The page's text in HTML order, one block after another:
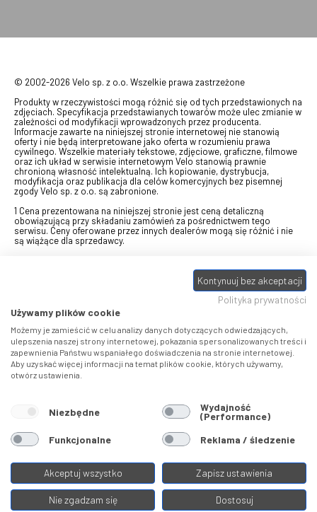
© 2002-2026 Velo sp. z o.o. Wszelkie prawa zastrzeżone
Produkty w rzeczywistości mogą różnić się od tych przedstawionych na
zdjęciach. Specyfikacja przedstawianych towarów może ulec zmianie w
zależności od modyfikacji wprowadzonych przez producenta.
Informacje zawarte na niniejszej stronie internetowej nie stanowią
oferty i nie będą interpretowane jako oferta w rozumieniu prawa
cywilnego. Wszelkie materiały tekstowe, zdjęciowe, graficzne, filmowe
oraz ich układ w serwisie internetowym Velo stanowią prawnie
chronioną własność intelektualną. Ich kopiowanie, dystrybucja,
modyfikacja oraz publikacja dla celów komercyjnych bez pisemnej
zgody Velo sp. z o.o. są zabronione.
1 Cena prezentowana na niniejszej stronie jest ceną detaliczną
obowiązującą przy składaniu zamówień za pośrednictwem tego
serwisu. Ceny oferowane przez innych dealerów mogą się różnić i nie
są wiążące dla sprzedawcy.
swój bon" na towary z oferty VELO, aktualnie dostępnej na stronie
, w ramach sprzedaży premiowej. Dowiedz się jak
stronie promocji. Prezentowana wartość
eBonu uwzględnia fakt wyrażenia - w procesie rejestracji w Panelu
klienta- zgody na otrzymywanie drogą mailową informacji handlowo-
marketingowe, np. newsletter rowerowy. W przypadku braku zgody
wartość eBonu zostanie obniżona o 10 zł.
Pamiętaj, że eBony za produkty SIDI dotyczą zakupów w sklepach
SIDI Center, produkty Castelli zakupów w placówkach tworzących
Castelli Center.
Kontynuuj bez akceptacji
Polityka prywatności
Używamy plików cookie
Możemy je zamieścić w celu analizy danych dotyczących odwiedzających,
ulepszenia naszej strony internetowej, pokazania spersonalizowanych treści i
zapewnienia Państwu wspaniałego doświadczenia na stronie internetowej.
Aby uzyskać więcej informacji na temat plików cookie, których używamy,
otwórz ustawienia.
Niezbędne Wydajność
(Performance)
Funkcjonalne
Reklama / śledzenie
Akceptuj wszystko Zapisz ustawienia
Nie zgadzam się Dostosuj